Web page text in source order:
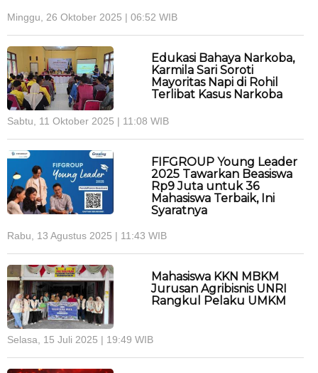
Minggu, 26 Oktober 2025 | 06:52 WIB
Edukasi Bahaya Narkoba,
Karmila Sari Soroti
Mayoritas Napi di Rohil
Terlibat Kasus Narkoba
Sabtu, 11 Oktober 2025 | 11:08 WIB
FIFGROUP Young Leader
2025 Tawarkan Beasiswa
Rp9 Juta untuk 36
Mahasiswa Terbaik, Ini
Syaratnya
Rabu, 13 Agustus 2025 | 11:43 WIB
Mahasiswa KKN MBKM
Jurusan Agribisnis UNRI
Rangkul Pelaku UMKM
Selasa, 15 Juli 2025 | 19:49 WIB